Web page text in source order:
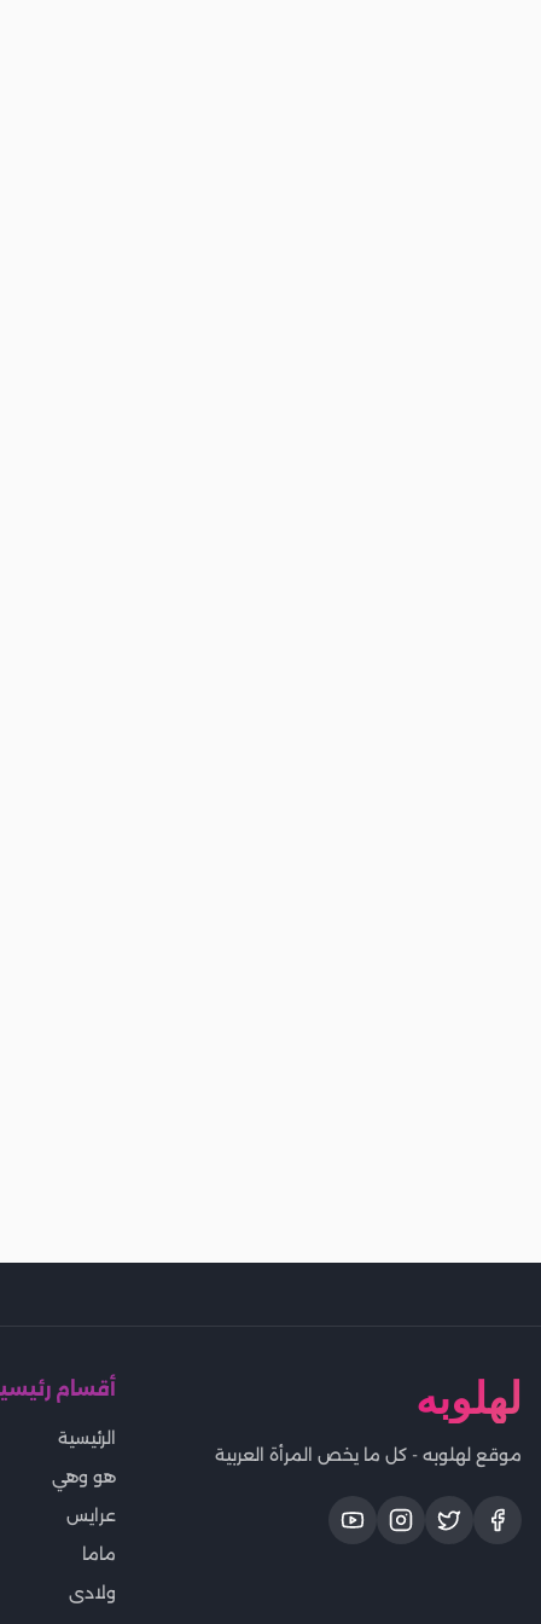
لهلوبه
موقع لهلوبه - كل ما يخص المرأة العربية
أقسام
الرئيسية
هو وهي
عرايس
ماما
ولادى